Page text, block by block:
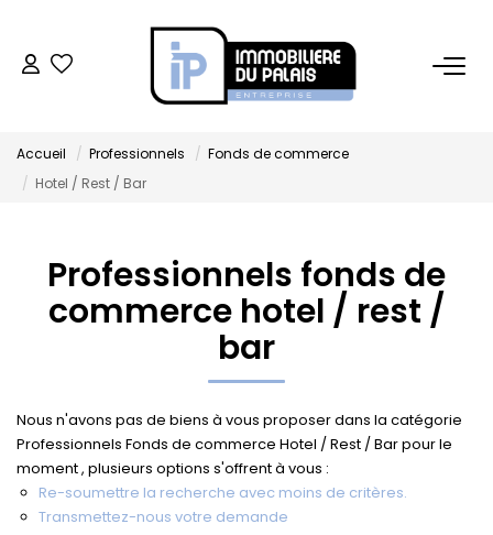
BUREAUX
Bureaux À Vendre
COMMERCES
Ventes Locaux Commerciaux
LOCAUX D'ACTIVITÉS
Accueil Professionnels
Fonds de commerce
Hotel / Rest / Bar
Professionnels fonds de
commerce hotel / rest /
bar
Nous n'avons pas de biens à vous proposer dans la catégorie
Professionnels Fonds de commerce Hotel / Rest / Bar pour le
moment , plusieurs options s'offrent à vous :
Re-soumettre la recherche avec moins de critères.
Transmettez-nous votre demande